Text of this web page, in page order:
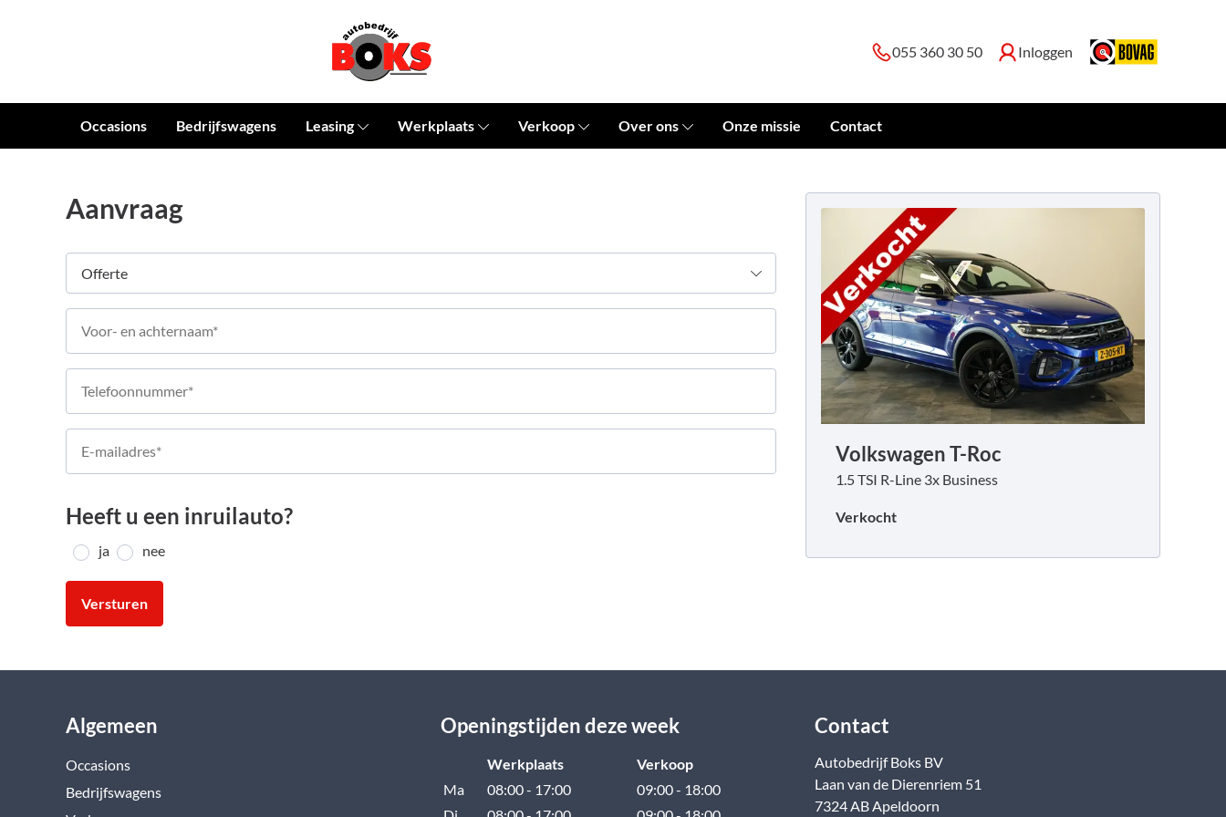
055 360 30 50 Inloggen
Occasions Bedrijfswagens Leasing Werkplaats Verkoop Over ons Onze missie Contact
Aanvraag
Heeft u een inruilauto?
ja nee
Versturen
Volkswagen T-Roc
1.5 TSI R-Line 3x Business
Verkocht
Algemeen
Occasions
Bedrijfswagens
Openingstijden deze week
Werkplaats
Verkoop
Ma
08:00 - 17:00
09:00 - 18:00
Contact
Autobedrijf Boks BV
Laan van de Dierenriem 51
7324 ABApeldoorn